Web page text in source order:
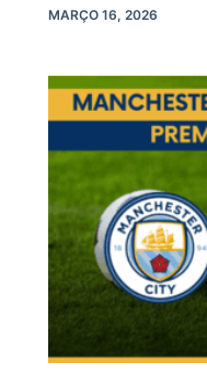
MARÇO 16, 2026